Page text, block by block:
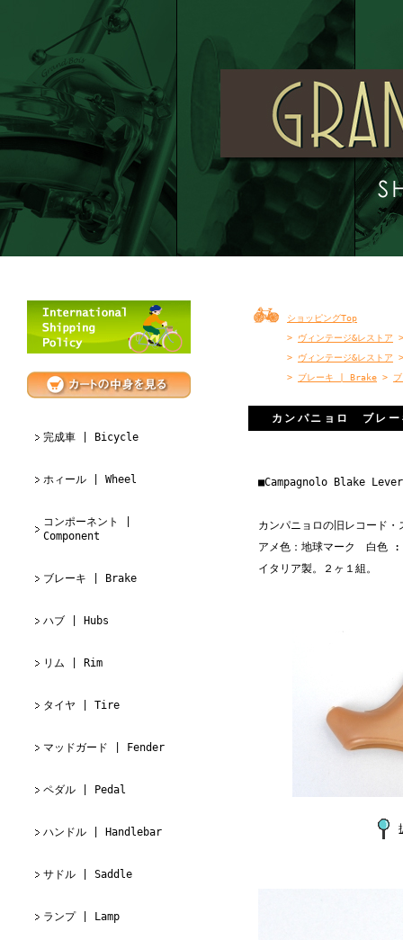
完成車 | Bicycle
ホィール | Wheel
コンポーネント |
Component
ブレーキ | Brake
ハブ | Hubs
リム | Rim
タイヤ | Tire
マッドガード | Fender
ペダル | Pedal
ハンドル | Handlebar
サドル | Saddle
ランプ | Lamp
ショッピングTop
> ヴィンテージ&レストア
> ヴィンテージ&レストア
> ブレーキ | Brake >
カンパニョロ ブレー
■Campagnolo Blake
カンパニョロの旧レコード
アメ色：地球マーク 白色 :
イタリア製。２ヶ１組。